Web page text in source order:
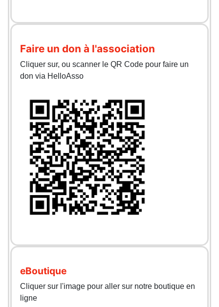
Faire un don à l'association
Cliquer sur, ou scanner le QR Code pour faire un
don via HelloAsso
eBoutique
Cliquer sur l'image pour aller sur notre boutique en
ligne